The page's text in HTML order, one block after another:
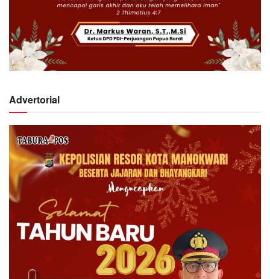
Advertorial